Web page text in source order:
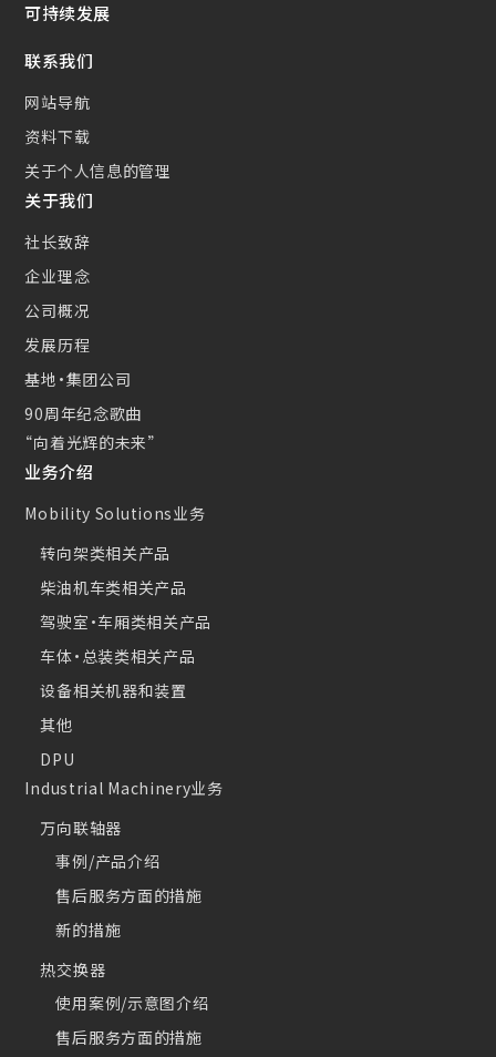
事例/产品介绍
售后服务方面的措施
新的措施
小型CS散热器(CSC)
可持续发展
联系我们
网站导航
资料下载
关于个人信息的管理
关于我们
社长致辞
企业理念
公司概况
发展历程
基地・集团公司
90周年纪念歌曲
“向着光辉的未来”
业务介绍
Mobility Solutions业务
转向架类相关产品
柴油机车类相关产品
驾驶室・车厢类相关产品
车体・总装类相关产品
设备相关机器和装置
其他
DPU
Industrial Machinery业务
万向联轴器
事例/产品介绍
售后服务方面的措施
新的措施
热交换器
使用案例/示意图介绍
售后服务方面的措施